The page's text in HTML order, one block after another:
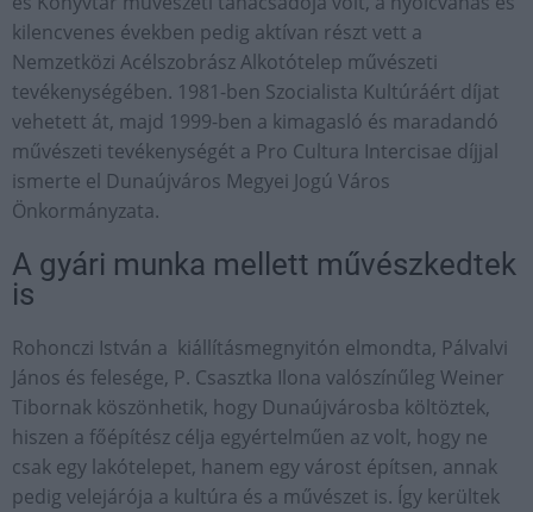
kilencvenes években pedig aktívan részt vett a
Nemzetközi Acélszobrász Alkotótelep művészeti
tevékenységében. 1981-ben Szocialista Kultúráért díjat
vehetett át, majd 1999-ben a kimagasló és maradandó
művészeti tevékenységét a Pro Cultura Intercisae díjjal
ismerte el Dunaújváros Megyei Jogú Város
Önkormányzata.
A gyári munka mellett művészkedtek
is
Rohonczi István a kiállításmegnyitón elmondta, Pálvalvi
János és felesége, P. Csasztka Ilona valószínűleg Weiner
Tibornak köszönhetik, hogy Dunaújvárosba költöztek,
hiszen a főépítész célja egyértelműen az volt, hogy ne
csak egy lakótelepet, hanem egy várost építsen, annak
pedig velejárója a kultúra és a művészet is. Így kerültek